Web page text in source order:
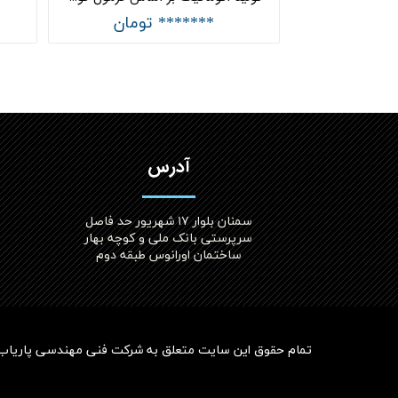
******* تومان
آدرس
سمنان بلوار ۱۷ شهریور حد فاصل
سرپرستی بانک ملی و کوچه بهار
ساختمان اورانوس طبقه دوم
تمام حقوق این سایت متعلق به شرکت فنی مهندسی